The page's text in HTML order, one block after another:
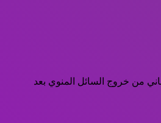
من خروج السائل المنوي بعد